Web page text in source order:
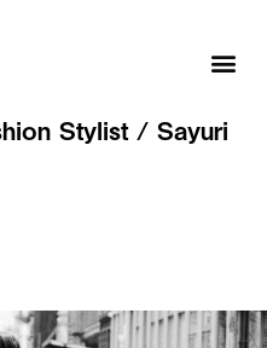
Stylist / Sayuri